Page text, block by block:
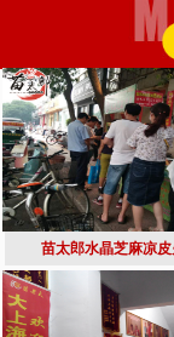
苗太郎水晶芝麻凉